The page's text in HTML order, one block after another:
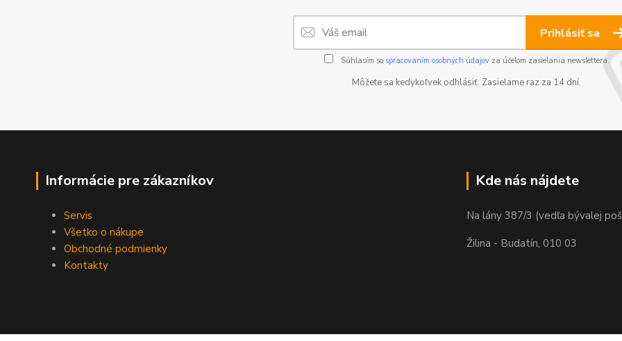
Prihlásiť sa
Súhlasím so spracovaním osobných údajovza účelom zasielania newslettera.
Môžete sa kedykoľvek odhlásiť. Zasielame raz za 14 dní.
Informácie pre zákazníkov
Servis
Všetko o nákupe
Obchodné podmienky
Kontakty
Kde nás nájdete
Na lány 387/3 (vedľa bývalej
Žilina - Budatín, 010 03